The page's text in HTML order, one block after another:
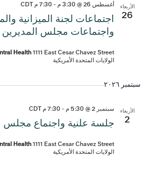
الأربعاء
26
اجتماعات لجنة الميزانية
واجتماعات مجلس المديرين
أغسطس 26 @ 3:30 م -7:30 م CDT
Health
الولايات المتحدة الأمريكية
سبتمبر ٢٠٢٦
الأربعاء
2 جلسة علنية واجتماع مجلس
سبتمبر 2 @ 5:30 م -7:30 م CDT
Health
الولايات المتحدة الأمريكية